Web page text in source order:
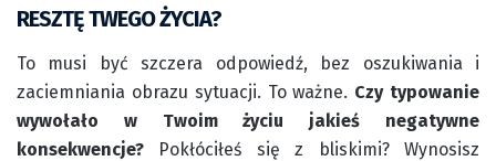
RESZTĘ TWEGO ŻYCIA?
To musi być szczera odpowiedź, bez oszukiwania i
zaciemniania obrazu sytuacji. To ważne. Czy typowanie
wywołało w Twoim życiu jakieś negatywne
konsekwencje? Pokłóciłeś się z bliskimi? Wynosisz